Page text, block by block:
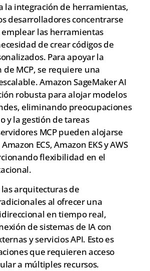
la integración de herramientas,
desarrolladores concentrarse
emplear las herramientas
de crear códigos de
Para apoyar la
MCP, se requiere una
Amazon SageMaker AI
robusta para alojar modelos
eliminando preocupaciones
y la gestión de tareas
MCP pueden alojarse
ECS, Amazon EKS y AWS
flexibilidad en el
las arquitecturas de
al ofrecer una
en tiempo real,
de sistemas de IA con
y servicios API. Esto es
que requieren acceso
a múltiples recursos.